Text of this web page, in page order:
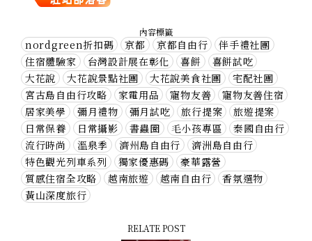
內容標籤
nordgreen折扣碼 京都 京都自由行
伴手禮社團
住宿體驗家
台灣設計展在彰化 喜餅
喜餅試吃
大花說
大花說景點社團 大花說美食社團
宅配社團
宮古島自由行攻略
家電用品 寵物友善
寵物友善住宿
居家美學
彌月禮物 彌月試吃 旅行提案
旅遊提案
日常保養
日常攝影 書蟲圈 毛小孩專區
泰國自由行
流行時尚
溫泉季 濟州島自由行
濟洲島自由行
特色觀光列車系列
獨家優惠碼
豪華露營
質感住宿全攻略
越南旅遊 越南自由行
香氛選物
黃山深度旅行
RELATE POST